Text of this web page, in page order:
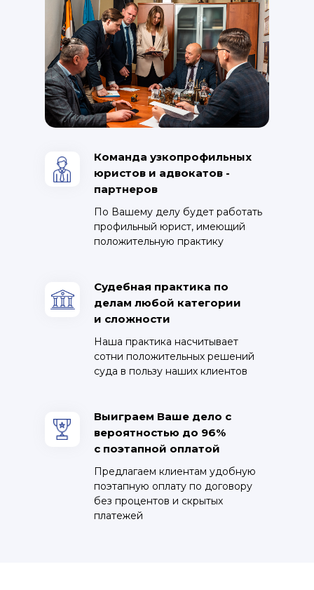
Команда узкопрофильных
юристов и адвокатов -
партнеров
Судебная практика по
делам любой категории
и сложности
Выиграем Ваше дело с
вероятностью до 96%
с поэтапной оплатой
По Вашему делу будет работать
профильный юрист, имеющий
положительную практику
Наша практика насчитывает
сотни положительных решений
суда в пользу наших клиентов
Предлагаем клиентам удобную
поэтапную оплату по договору
без процентов и скрытых
платежей